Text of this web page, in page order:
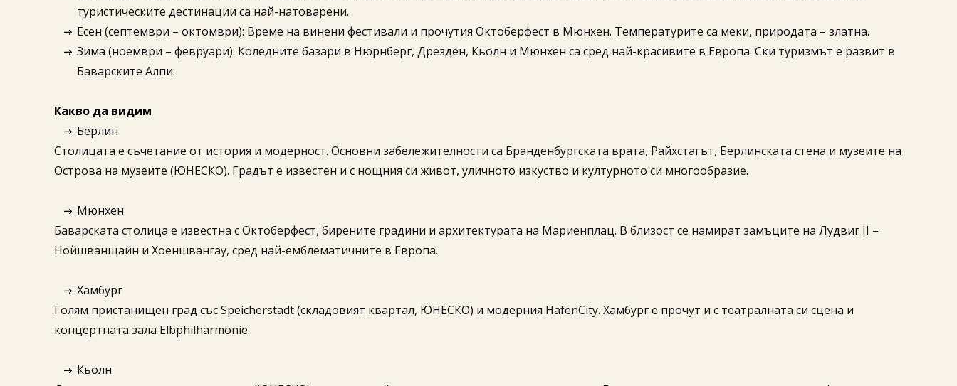
туристическите дестинации са най-натоварени.
Есен (септември – октомври): Време на винени фестивали и прочутия Октоберфест в Мюнхен. Температурите са меки, природата – златна.
Зима (ноември – февруари): Коледните базари в Нюрнберг, Дрезден, Кьолн и Мюнхен са сред най-красивите в Европа. Ски туризмът е развит в
Баварските Алпи.
Какво да видим
Берлин
Столицата е съчетание от история и модерност. Основни забележителности са Бранденбургската врата, Райхстагът, Берлинската стена и музеите на
Острова на музеите (ЮНЕСКО). Градът е известен и с нощния си живот, уличното изкуство и културното си многообразие.
Мюнхен
Баварската столица е известна с Октоберфест, бирените градини и архитектурата на Мариенплац. В близост се намират замъците на Лудвиг II –
Нойшванщайн и Хоеншвангау, сред най-емблематичните в Европа.
Хамбург
Голям пристанищен град със Speicherstadt (складовият квартал, ЮНЕСКО) и модерния HafenCity. Хамбург е прочут и с театралната си сцена и
концертната зала Elbphilharmonie.
Кьолн